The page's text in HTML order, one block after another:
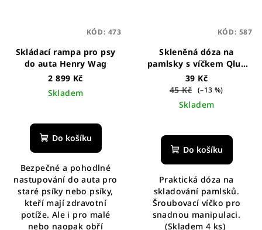
Skládací rampa pro psy
do auta Henry Wag
2 899 Kč
Skladem
Do košíku
Bezpečné a pohodlné
nastupování do auta pro
staré psíky nebo psíky,
kteří mají zdravotní
potíže. Ale i pro malé
nebo naopak obří
KÓD: 473
Skleněná dóza na
pamlsky s víčkem Qlux
660 ml
39 Kč
45 Kč (–13 %)
Skladem
Do košíku
Praktická dóza na
skladování pamlsků.
Šroubovací víčko pro
snadnou manipulaci.
(Skladem 4 ks)
KÓD: 587